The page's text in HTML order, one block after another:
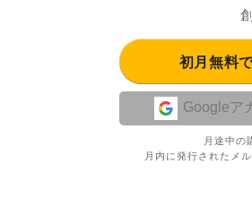
初月無料
Googleア
月途中の
月内に発行されたメ